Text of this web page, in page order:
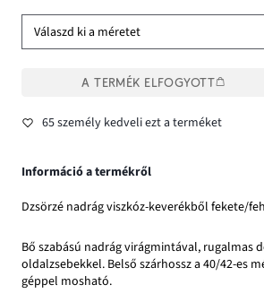
Válaszd ki a méretet
A TERMÉK ELFOGYOTT
65 személy kedveli ezt a terméket
Információ a termékről
Dzsörzé nadrág viszkóz-keverékből fekete/
Bő szabású nadrág virágmintával, rugalmas
oldalzsebekkel. Belső szárhossz a 40/42-es
géppel mosható.